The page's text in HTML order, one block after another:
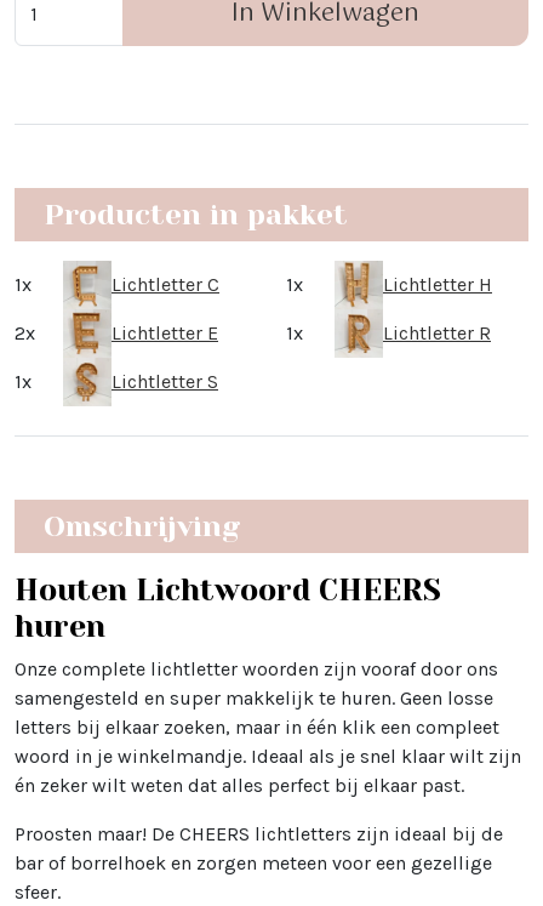
In Winkelwagen
Producten in pakket
1x Lichtletter C 1x Lichtletter H
2x Lichtletter E 1x Lichtletter R
1x Lichtletter S
Omschrijving
Houten Lichtwoord CHEERS
huren
Onze complete lichtletter woorden zijn vooraf door ons
samengesteld en super makkelijk te huren. Geen losse
letters bij elkaar zoeken, maar in één klik een compleet
woord in je winkelmandje. Ideaal als je snel klaar wilt zijn
én zeker wilt weten dat alles perfect bij elkaar past.
Proosten maar! De CHEERS lichtletters zijn ideaal bij de
bar of borrelhoek en zorgen meteen voor een gezellige
sfeer.